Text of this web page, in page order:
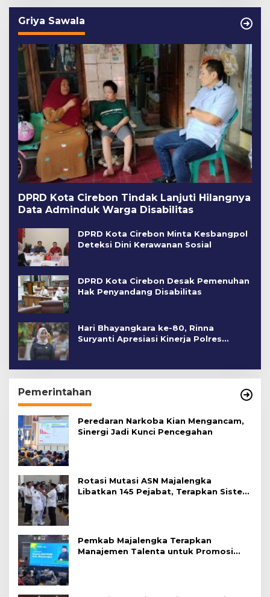
Griya Sawala
DPRD Kota Cirebon Tindak Lanjuti Hilangnya
Data Adminduk Warga Disabilitas
DPRD Kota Cirebon Minta Kesbangpol
Deteksi Dini Kerawanan Sosial
DPRD Kota Cirebon Desak Pemenuhan
Hak Penyandang Disabilitas
Hari Bhayangkara ke-80, Rinna
Suryanti Apresiasi Kinerja Polres
Pemerintahan
Peredaran Narkoba Kian Mengancam,
Sinergi Jadi Kunci Pencegahan
Rotasi Mutasi ASN Majalengka
Libatkan 145 Pejabat, Terapkan Sistem
Pemkab Majalengka Terapkan
Manajemen Talenta untuk Promosi